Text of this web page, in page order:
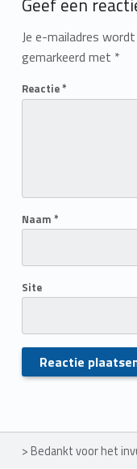
Je e-mailadres
gemarkeerd met *
Reactie*
Naam *
Site
> Bedankt voor het